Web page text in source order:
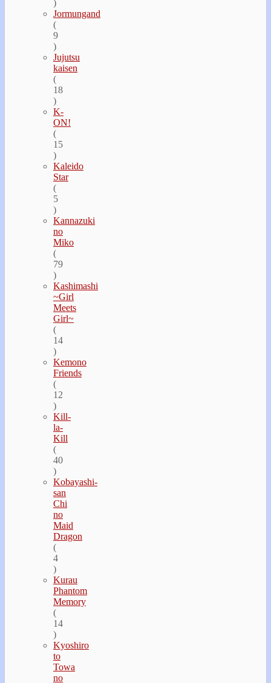
)
Jormungand
(
9
)
Jujutsu
kaisen
(
18
)
K-
ON!
(
15
)
Kaleido
Star
(
5
)
Kannazuki
no
Miko
(
79
)
Kashimashi
~Girl
Meets
Girl~
(
14
)
Kemono
Friends
(
12
)
Kill-
la-
Kill
(
40
)
Kobayashi-
san
Chi
no
Maid
Dragon
(
4
)
Kurau
Phantom
Memory
(
14
)
Kyoshiro
to
Towa
no